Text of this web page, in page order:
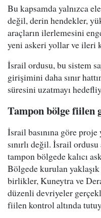
Bu kapsamda yalnızca
değil, derin hendekler,
araçların ilerlemesini
yeni askeri yollar ve ileri
İsrail ordusu, bu sistem
girişimini daha sınır
süresini uzatmayı
Tampon bölge fiilen
İsrail basınına göre
sınırlı değil. İsrail
tampon bölgede kalıcı
Bölgede kurulan
birlikler, Kuneytra ve
düzenli devriyeler
fiilen kontrol altında